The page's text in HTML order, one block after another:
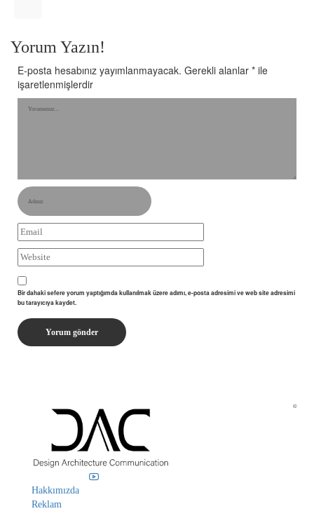
Yorum Yazın!
E-posta hesabınız yayımlanmayacak. Gerekli alanlar * ile
işaretlenmişlerdir
Bir dahaki sefere yorum yaptığımda kullanılmak üzere adımı, e-posta adresimi ve web site adresimi
bu tarayıcıya kaydet.
Hakkımızda
Reklam
©